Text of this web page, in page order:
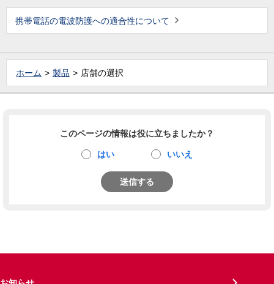
携帯電話の電波防護への適合性について
ホーム 製品 店舗の選択
このページの情報は役に立ちましたか？
はい いいえ
送信する